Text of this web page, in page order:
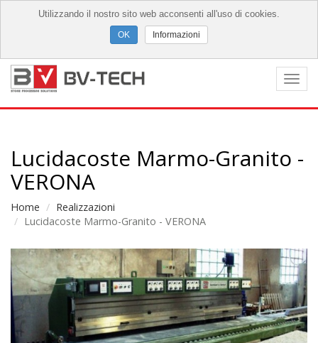
Lucidacoste Marmo-Granito -
VERONA
Home
Realizzazioni
Lucidacoste Marmo-Granito - VERONA
Utilizzando il nostro sito web acconsenti all'uso di cookies.
Informazioni